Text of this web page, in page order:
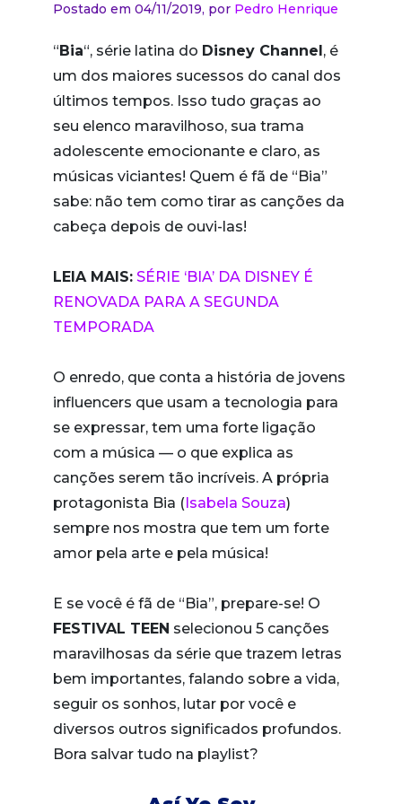
Postado em 04/11/2019, por Pedro Henrique
“Bia“, série latina do Disney Channel, é
um dos maiores sucessos do canal dos
últimos tempos. Isso tudo graças ao
seu elenco maravilhoso, sua trama
adolescente emocionante e claro, as
músicas viciantes! Quem é fã de “Bia”
sabe: não tem como tirar as canções da
cabeça depois de ouvi-las!
LEIA MAIS: SÉRIE ‘BIA’ DA DISNEY É
RENOVADA PARA A SEGUNDA
TEMPORADA
O enredo, que conta a história de jovens
influencers que usam a tecnologia para
se expressar, tem uma forte ligação
com a música — o que explica as
canções serem tão incríveis. A própria
protagonista Bia (Isabela Souza)
sempre nos mostra que tem um forte
amor pela arte e pela música!
E se você é fã de “Bia”, prepare-se! O
FESTIVAL TEEN selecionou 5 canções
maravilhosas da série que trazem letras
bem importantes, falando sobre a vida,
seguir os sonhos, lutar por você e
diversos outros significados profundos.
Bora salvar tudo na playlist?